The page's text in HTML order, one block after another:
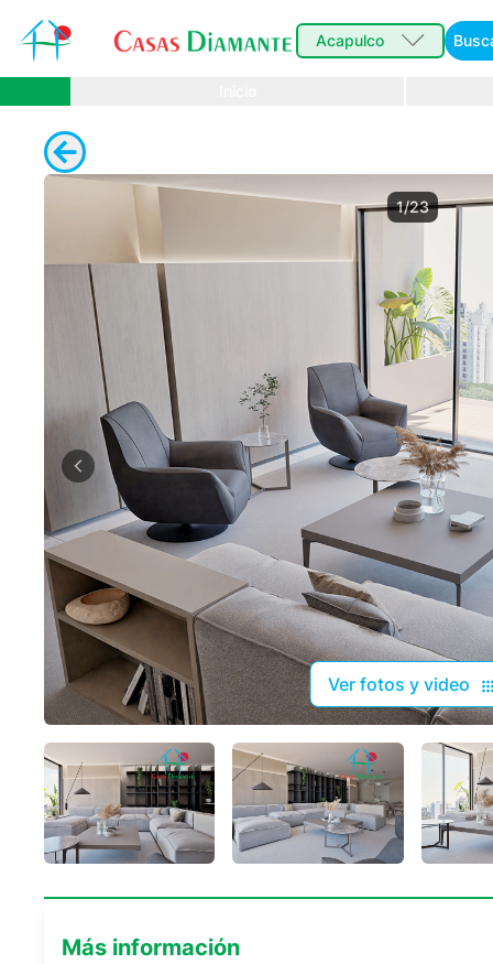
Acapulco
1/23
Ver fotos y video
Más información